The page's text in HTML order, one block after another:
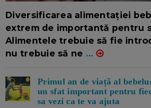
Diversificarea alimentației
extrem de importantă pentru
Alimentele trebuie să fie
nu trebuie să ne ...
Primul an de viață al
un sfat important pentru
sa vezi ca te va ajuta